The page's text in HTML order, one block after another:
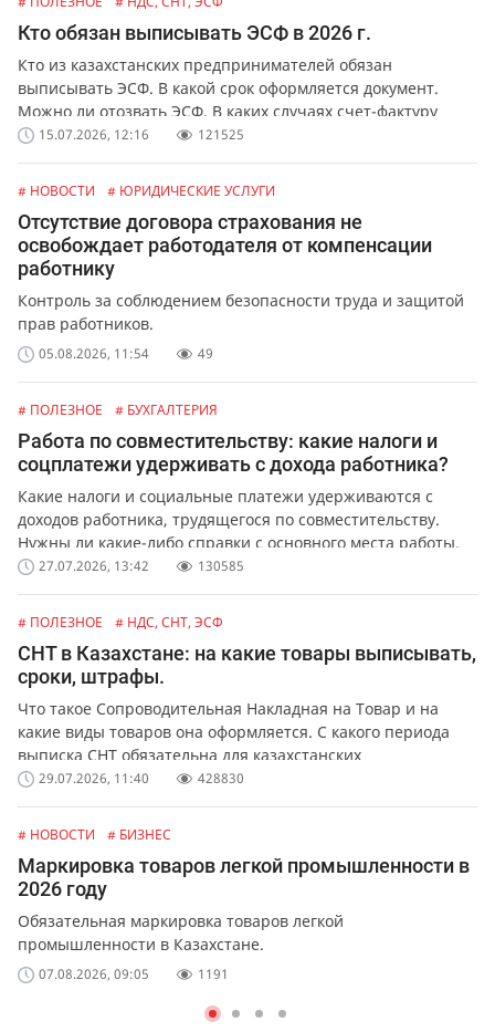
Кто обязан выписывать ЭСФ в 2026 г.
Кто из казахстанских предпринимателей обязан
выписывать ЭСФ. В какой срок оформляется документ.
Можно ли отозвать ЭСФ. В каких случаях счет-фактуру
можно выписать в бумажной форме.
15.07.2026, 12:16 121525
# НОВОСТИ # ЮРИДИЧЕСКИЕ УСЛУГИ
Отсутствие договора страхования не
освобождает работодателя от компенсации
работнику
Контроль за соблюдением безопасности труда и защитой
прав работников.
05.08.2026, 11:54 49
# ПОЛЕЗНОЕ # БУХГАЛТЕРИЯ
Работа по совместительству: какие налоги и
соцплатежи удерживать с дохода работника?
Какие налоги и социальные платежи удерживаются с
доходов работника, трудящегося по совместительству.
Нужны ли какие-либо справки с основного места работы.
27.07.2026, 13:42 130585
# ПОЛЕЗНОЕ # НДС, СНТ, ЭСФ
СНТ в Казахстане: на какие товары выписывать,
сроки, штрафы.
Что такое Сопроводительная Накладная на Товар и на
какие виды товаров она оформляется. С какого периода
выписка СНТ обязательна для казахстанских
предпринимателей и организаций. Какая ответственность
предусмотрена за не выписку или ошибки в СНТ.
29.07.2026, 11:40 428830
# НОВОСТИ # БИЗНЕС
Маркировка товаров легкой промышленности в
2026 году
Обязательная маркировка товаров легкой
промышленности в Казахстане.
07.08.2026, 09:05 1191